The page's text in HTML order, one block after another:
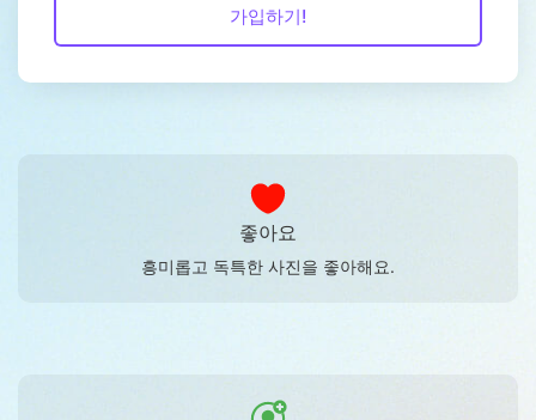
가입하기!
좋아요
흥미롭고 독특한 사진을 좋아해요.